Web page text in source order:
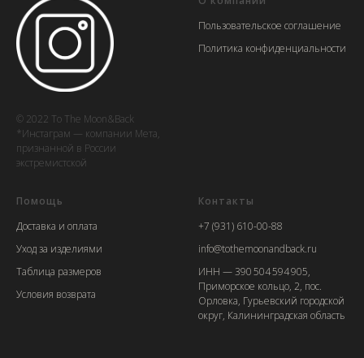
© 2022 To The Moon&Back
*Инстаграм — компании Мета,
признанной в России
экстремистской
Пользовательское соглашение
Политика конфиденциальности
Помощь
Доставка и оплата
Уход за изделиями
Таблица размеров
Условия возврата
Контакты
+7 (931) 610-00-88
info@tothemoonandback.ru
ИНН — 390 504 594 905,
Приморское кольцо, 2, пос.
Орловка, Гурьевский городской
округ, Калининградская область